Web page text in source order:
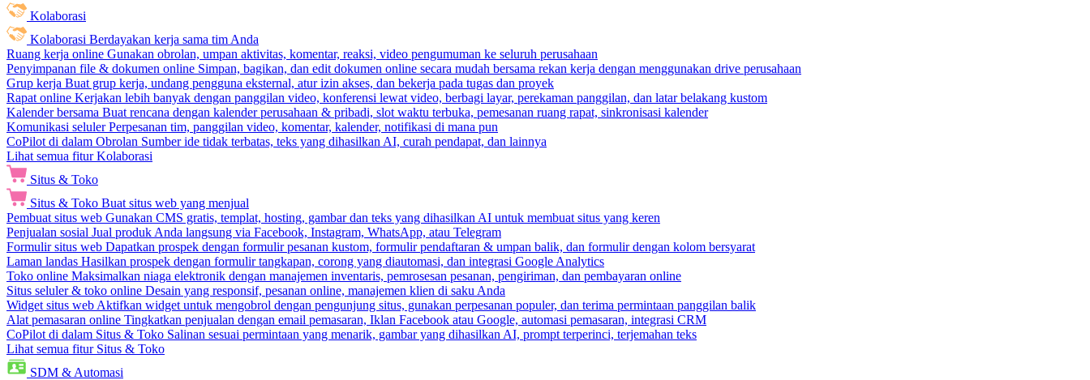
Kolaborasi
Kolaborasi Berdayakan kerja sama tim Anda
Ruang kerja online Gunakan obrolan, umpan aktivitas, komentar, reaksi, video pengumuman ke seluruh perusahaan
Penyimpanan file & dokumen online Simpan, bagikan, dan edit dokumen online secara mudah bersama rekan kerja dengan menggunakan drive perusahaan
Grup kerja Buat grup kerja, undang pengguna eksternal, atur izin akses, dan bekerja pada tugas dan proyek
Rapat online Kerjakan lebih banyak dengan panggilan video, konferensi lewat video, berbagi layar, perekaman panggilan, dan latar belakang kustom
Kalender bersama Buat rencana dengan kalender perusahaan & pribadi, slot waktu terbuka, pemesanan ruang rapat, sinkronisasi kalender
Komunikasi seluler Perpesanan tim, panggilan video, komentar, kalender, notifikasi di mana pun
CoPilot di dalam Obrolan Sumber ide tidak terbatas, teks yang dihasilkan AI, curah pendapat, dan lainnya
Lihat semua fitur Kolaborasi
Situs & Toko
Situs & Toko Buat situs web yang menjual
Pembuat situs web Gunakan CMS gratis, templat, hosting, gambar dan teks yang dihasilkan AI untuk membuat situs yang keren
Penjualan sosial Jual produk Anda langsung via Facebook, Instagram, WhatsApp, atau Telegram
Formulir situs web Dapatkan prospek dengan formulir pesanan kustom, formulir pendaftaran & umpan balik, dan formulir dengan kolom bersyarat
Laman landas Hasilkan prospek dengan formulir tangkapan, corong yang diautomasi, dan integrasi Google Analytics
Toko online Maksimalkan niaga elektronik dengan manajemen inventaris, pemrosesan pesanan, pengiriman, dan pembayaran online
Situs seluler & toko online Desain yang responsif, pesanan online, manajemen klien di saku Anda
Widget situs web Aktifkan widget untuk mengobrol dengan pengunjung situs, gunakan perpesanan populer, dan terima permintaan panggilan balik
Alat pemasaran online Tingkatkan penjualan dengan email pemasaran, Iklan Facebook atau Google, automasi pemasaran, integrasi CRM
CoPilot di dalam Situs & Toko Salinan sesuai permintaan yang menarik, gambar yang dihasilkan AI, prompt terperinci, terjemahan teks
Lihat semua fitur Situs & Toko
SDM & Automasi